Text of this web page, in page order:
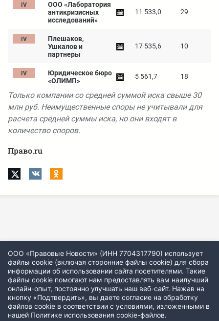
ООО «Лаборатория
антикризисных
исследований»
11 533,0 29
Плешаков,
Ушкалов и
партнеры
17 535,6 10
Юридическое бюро
«ОЛИМП»
5 561,7 18
Только компании со средней суммой иска свыше 30
млн руб. Неимущественные споры не учитывали для
расчета средней суммы иска, но они входят в
количество споров.
Право.ru
ООО «Правовые Новости» (ИНН 7704317790) использует
файлы cookie (включая сторонние файлы cookie) для сбора
информации об использовании сайта посетителями. Такие
файлы cookie помогают нам предоставлять вам наилучший
онлайн-опыт, постоянно улучшать наш веб-сайт. Нажав на
кнопку «Подтвердить», вы даете согласие на обработку
файлов cookie в соответствии с условиями, изложенными в
нашей Политике использования cookie-файлов.